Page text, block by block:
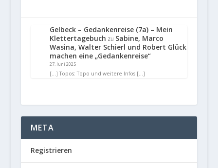
Gelbeck – Gedankenreise (7a) – Mein
Klettertagebuch zu Sabine, Marco
Wasina, Walter Schierl und Robert Glück
machen eine „Gedankenreise“
27. Juni 2025
[…] Topos: Topo und weitere Infos […]
META
Registrieren